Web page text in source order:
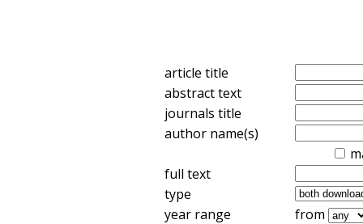
article title
abstract text
journals title
author name(s)
full text
type
year range
from